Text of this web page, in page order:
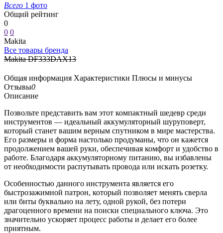
Всего 1 фото
Общий рейтинг
0
0 0
Makita
Все товары бренда
Makita DF333DAX13
Общая информация Характеристики Плюсы и минусы
Отзывы0
Описание
Позвольте представить вам этот компактный шедевр среди
инструментов — идеальный аккумуляторный шуруповерт,
который станет вашим верным спутником в мире мастерства.
Его размеры и форма настолько продуманы, что он кажется
продолжением вашей руки, обеспечивая комфорт и удобство в
работе. Благодаря аккумуляторному питанию, вы избавлены
от необходимости распутывать провода или искать розетку.
Особенностью данного инструмента является его
быстрозажимной патрон, который позволяет менять сверла
или биты буквально на лету, одной рукой, без потери
драгоценного времени на поиски специального ключа. Это
значительно ускоряет процесс работы и делает его более
приятным.